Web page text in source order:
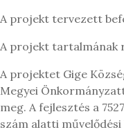
A projekt tervezett
A projekt tartalmának
A projektet Gige
Megyei
meg. A fejlesztés a
szám alatti